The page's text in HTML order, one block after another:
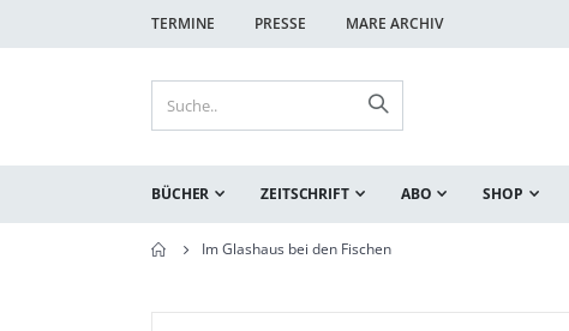
TERMINE PRESSE MARE ARCHIV
BÜCHER ZEITSCHRIFT ABO SHOP
Im Glashaus bei den Fischen